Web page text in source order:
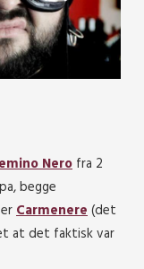
Nero fra 2
begge
Carmenere(det
at det faktisk var